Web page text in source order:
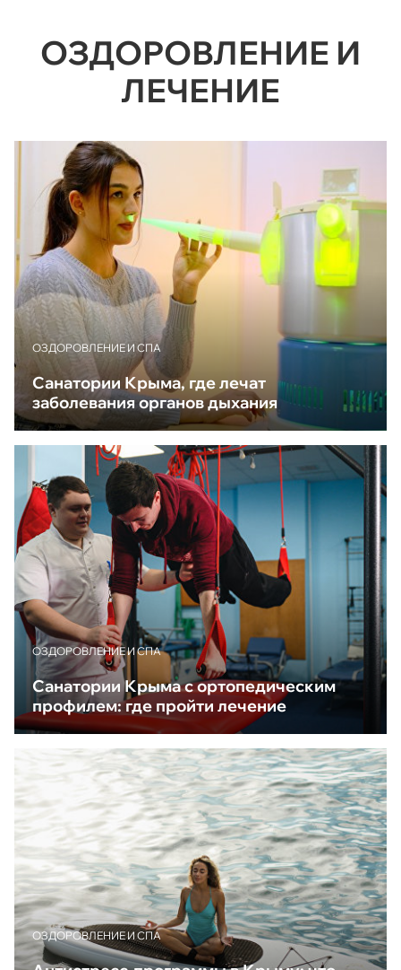
ОЗДОРОВЛЕНИЕ И
ЛЕЧЕНИЕ
ОЗДОРОВЛЕНИЕ И СПА
Санатории Крыма, где лечат
заболевания органов дыхания
ОЗДОРОВЛЕНИЕ И СПА
Санатории Крыма с ортопедическим
профилем: где пройти лечение
ОЗДОРОВЛЕНИЕ И СПА